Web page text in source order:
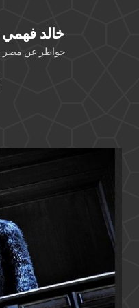
Khaled Fahmy خالد فهمي
خواطر عن مصر